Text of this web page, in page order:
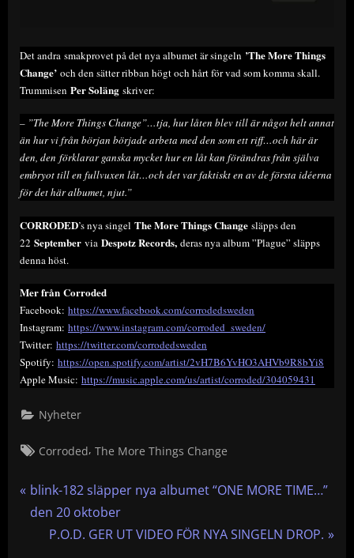
Det andra smakprovet på det nya albumet är singeln ’The More Things
Change’ och den sätter ribban högt och hårt för vad som komma skall.
Trummisen Per Soläng skriver:
– ”The More Things Change”…tja, hur låten blev till är något helt annat
än hur vi från början började arbeta med den som ett riff…och här är
den, den förklarar ganska mycket hur en låt kan förändras från själva
embryot till en fullvuxen låt…och det var faktiskt en av de första idéerna
för det här albumet, njut.”
CORRODED’s nya singel The More Things Change släpps den
22 September via Despotz Records, deras nya album ”Plague” släpps
denna höst.
Mer från Corroded
Facebook: https://www.facebook.com/corrodedsweden
Instagram: https://www.instagram.com/corroded_sweden/
Twitter: https://twitter.com/corrodedsweden
Spotify: https://open.spotify.com/artist/2vH7B6YvHO3AHVb9R8bYi8
Apple Music: https://music.apple.com/us/artist/corroded/304059431
Nyheter
Tags:
Corroded,The More Things Change
P
r
blink-182 släpper nya albumet “ONE MORE TIME…”
den 20 oktober
N
P.O.D. GER UT VIDEO FÖR NYA SINGELN DROP.